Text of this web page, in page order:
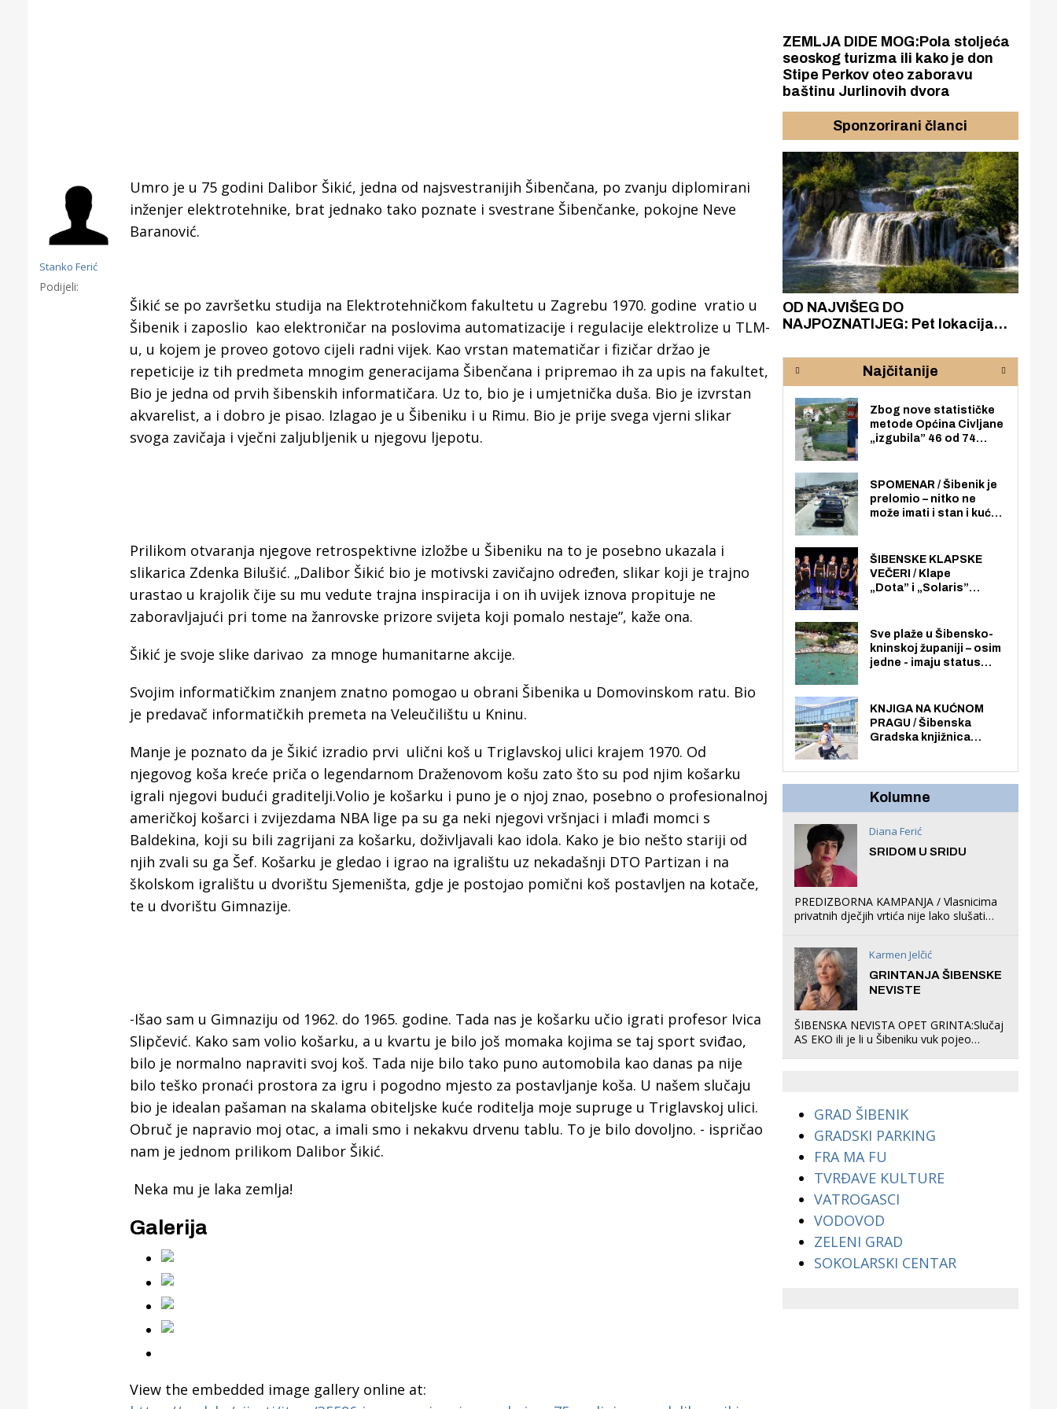
Stanko Ferić
Podijeli:
Umro je u 75 godini Dalibor Šikić, jedna od najsvestranijih Šibenčana, po zvanju diplomirani
inženjer elektrotehnike, brat jednako tako poznate i svestrane Šibenčanke, pokojne Neve
Baranović.
Šikić se po završetku studija na Elektrotehničkom fakultetu u Zagrebu 1970. godine vratio u
Šibenik i zaposlio kao elektroničar na poslovima automatizacije i regulacije elektrolize u TLM-
u, u kojem je proveo gotovo cijeli radni vijek. Kao vrstan matematičar i fizičar držao je
repeticije iz tih predmeta mnogim generacijama Šibenčana i pripremao ih za upis na fakultet,
Bio je jedna od prvih šibenskih informatičara. Uz to, bio je i umjetnička duša. Bio je izvrstan
akvarelist, a i dobro je pisao. Izlagao je u Šibeniku i u Rimu. Bio je prije svega vjerni slikar
svoga zavičaja i vječni zaljubljenik u njegovu ljepotu.
Prilikom otvaranja njegove retrospektivne izložbe u Šibeniku na to je posebno ukazala i
slikarica Zdenka Bilušić. „Dalibor Šikić bio je motivski zavičajno određen, slikar koji je trajno
urastao u krajolik čije su mu vedute trajna inspiracija i on ih uvijek iznova propituje ne
zaboravljajući pri tome na žanrovske prizore svijeta koji pomalo nestaje”, kaže ona.
Šikić je svoje slike darivao za mnoge humanitarne akcije.
Svojim informatičkim znanjem znatno pomogao u obrani Šibenika u Domovinskom ratu. Bio
je predavač informatičkih premeta na Veleučilištu u Kninu.
Manje je poznato da je Šikić izradio prvi ulični koš u Triglavskoj ulici krajem 1970. Od
njegovog koša kreće priča o legendarnom Draženovom košu zato što su pod njim košarku
igrali njegovi budući graditelji.Volio je košarku i puno je o njoj znao, posebno o profesionalnoj
američkoj košarci i zvijezdama NBA lige pa su ga neki njegovi vršnjaci i mlađi momci s
Baldekina, koji su bili zagrijani za košarku, doživljavali kao idola. Kako je bio nešto stariji od
njih zvali su ga Šef. Košarku je gledao i igrao na igralištu uz nekadašnji DTO Partizan i na
školskom igralištu u dvorištu Sjemeništa, gdje je postojao pomični koš postavljen na kotače,
te u dvorištu Gimnazije.
-Išao sam u Gimnaziju od 1962. do 1965. godine. Tada nas je košarku učio igrati profesor Ivica
Slipčević. Kako sam volio košarku, a u kvartu je bilo još momaka kojima se taj sport sviđao,
bilo je normalno napraviti svoj koš. Tada nije bilo tako puno automobila kao danas pa nije
bilo teško pronaći prostora za igru i pogodno mjesto za postavljanje koša. U našem slučaju
bio je idealan pašaman na skalama obiteljske kuće roditelja moje supruge u Triglavskoj ulici.
Obruč je napravio moj otac, a imali smo i nekakvu drvenu tablu. To je bilo dovoljno. - ispričao
nam je jednom prilikom Dalibor Šikić.
Neka mu je laka zemlja!
Galerija
View the embedded image gallery online at:
ZEMLJA DIDE MOG:Pola stoljeća
seoskog turizma ili kako je don
Stipe Perkov oteo zaboravu
baštinu Jurlinovih dvora
Sponzorirani članci
Gornji tok Krke iz prve ruke -
Otkrijte hostel Titius u
edukativnom kampusu NP Krka u
Puljanima
Šibenik spreman za dolazak
električnih autobusa: izgrađeno
12 punionica na kolodvoru
OD NAJVIŠEG DO
NAJPOZNATIJEG: Pet lokacija
rijeke Krke
Najčitanije
Zbog nove statističke
metode Općina Civljane
„izgubila” 46 od 74
nego radno sposobnih
osoba među svojih 170
stanovnika.
SPOMENAR / Šibenik je
prelomio – nitko ne
može imati i stan i kuću
šibenskom području pa
ni na Jadriji.
ŠIBENSKE KLAPSKE
VEČERI / Klape
„Dota” i „Solaris”
loži
Sve plaže u Šibensko-
kninskoj županiji – osim
jedne - imaju status
općoj upotrebi. Pristup
je slobodan i besplatan
za sve građane i
KNJIGA NA KUĆNOM
PRAGU / Šibenska
Gradska knjižnica
električnim biciklom.
Kolumne
Diana Ferić
SRIDOM U SRIDU
PREDIZBORNA KAMPANJA / Vlasnicima
privatnih dječjih vrtića nije lako slušati
što oni rade u Šibeniku ne postoji
Karmen Jelčić
GRINTANJA ŠIBENSKE
NEVISTE
ŠIBENSKA NEVISTA OPET GRINTA:Slučaj
AS EKO ili je li u Šibeniku vuk pojeo
GRAD ŠIBENIK
GRADSKI PARKING
FRA MA FU
TVRĐAVE KULTURE
VATROGASCI
VODOVOD
ZELENI GRAD
SOKOLARSKI CENTAR